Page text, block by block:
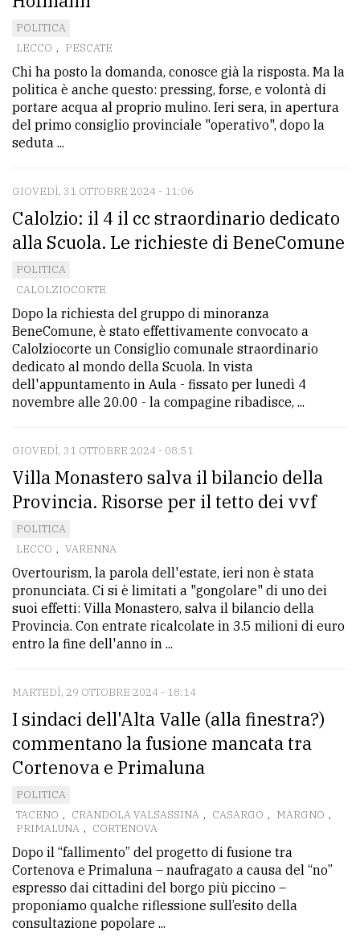
POLITICA
LECCO , PESCATE
Chi ha posto la domanda, conosce già la risposta. Ma la
politica è anche questo: pressing, forse, e volontà di
portare acqua al proprio mulino. Ieri sera, in apertura
del primo consiglio provinciale "operativo", dopo la
seduta ...
GIOVEDÌ, 31 OTTOBRE 2024 - 11:06
Calolzio: il 4 il cc straordinario dedicato
alla Scuola. Le richieste di BeneComune
POLITICA
CALOLZIOCORTE
Dopo la richiesta del gruppo di minoranza
BeneComune, è stato effettivamente convocato a
Calolziocorte un Consiglio comunale straordinario
dedicato al mondo della Scuola. In vista
dell'appuntamento in Aula - fissato per lunedì 4
novembre alle 20.00 - la compagine ribadisce, ...
GIOVEDÌ, 31 OTTOBRE 2024 - 08:51
Villa Monastero salva il bilancio della
Provincia. Risorse per il tetto dei vvf
POLITICA
LECCO , VARENNA
Overtourism, la parola dell'estate, ieri non è stata
pronunciata. Ci si è limitati a "gongolare" di uno dei
suoi effetti: Villa Monastero, salva il bilancio della
Provincia. Con entrate ricalcolate in 3.5 milioni di euro
entro la fine dell'anno in ...
MARTEDÌ, 29 OTTOBRE 2024 - 18:14
I sindaci dell'Alta Valle (alla finestra?)
commentano la fusione mancata tra
Cortenova e Primaluna
POLITICA
TACENO , CRANDOLA VALSASSINA , CASARGO , MARGNO ,
PRIMALUNA , CORTENOVA
Dopo il “fallimento” del progetto di fusione tra
Cortenova e Primaluna – naufragato a causa del “no”
espresso dai cittadini del borgo più piccino –
proponiamo qualche riflessione sull’esito della
consultazione popolare ...